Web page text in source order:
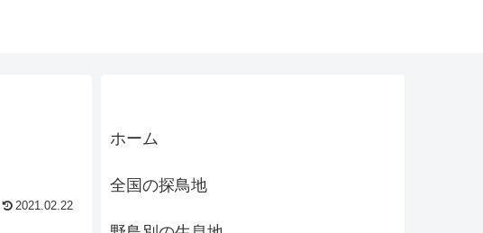
2021.02.22
ホーム
全国の探鳥地